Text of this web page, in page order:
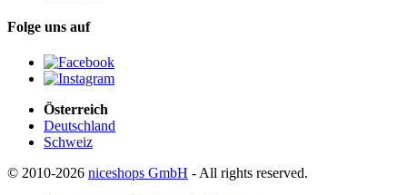
Folge uns auf
Österreich
Deutschland
Schweiz
© 2010-2026 niceshops GmbH - All rights reserved.